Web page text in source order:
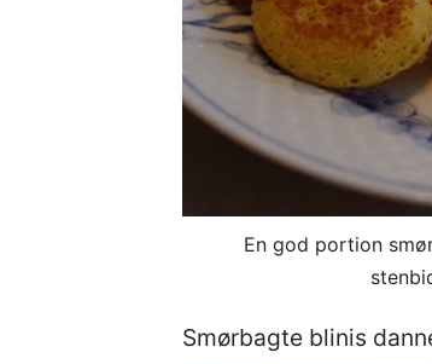
En god portion
Smørbagte blinis